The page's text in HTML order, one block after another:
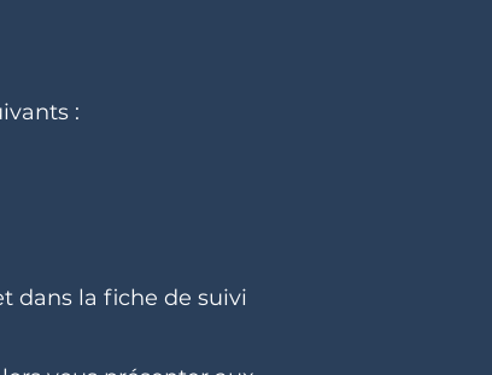
:
dans la fiche de suivi